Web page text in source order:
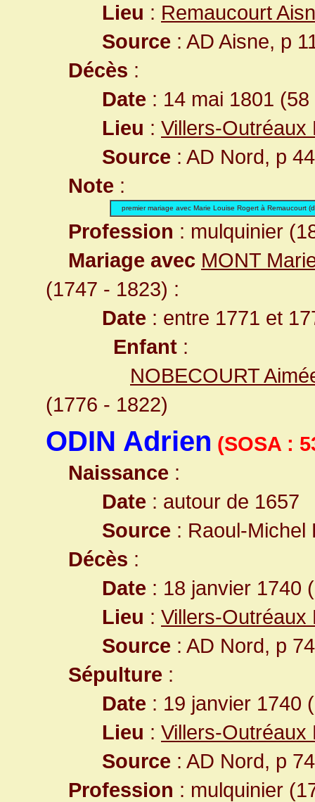
Lieu : Remaucourt
Source : AD Aisne, p
Décès :
Date : 14 mai 1801
Lieu : Villers-Outréaux
Source : AD Nord, p
Note :
premier mariage avec Marie Louise Rogert à Remaucourt
Profession : mulquinier
Mariage avec MONT
(1747 - 1823) :
Date : entre 1771 et
Enfant :
NOBECOURT
(1776 - 1822)
ODIN Adrien (SOSA :
Naissance :
Date : autour de 1657
Source : Raoul-Michel
Décès :
Date : 18 janvier 1740
Lieu : Villers-Outréaux
Source : AD Nord, p 74
Sépulture :
Date : 19 janvier 1740
Lieu : Villers-Outréaux
Source : AD Nord, p 74
Profession : mulquinier